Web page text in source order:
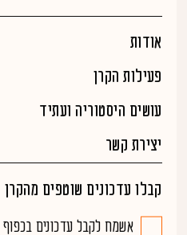
אודות
פעילות הקרן
עושים היסטוריה ועתיד
יצירת קשר
קבלו עדכונים שוטפים מהקרן
אשמח לקבל עדכונים בכפוף